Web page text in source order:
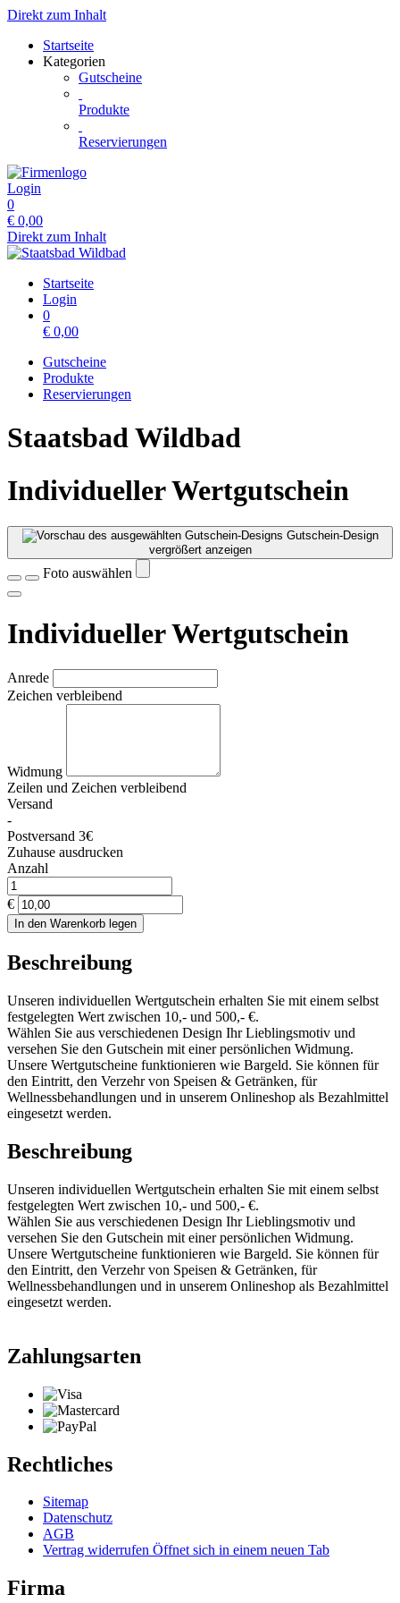
Direkt zum Inhalt
Startseite
Kategorien
Gutscheine
Produkte
Reservierungen
Login
0
€ 0,00
Direkt zum Inhalt
Startseite
Login
0
€ 0,00
Gutscheine
Produkte
Reservierungen
Staatsbad Wildbad
Individueller Wertgutschein
Gutschein-Design
vergrößert anzeigen
Foto auswählen
Individueller Wertgutschein
Anrede
Zeichen verbleibend
Widmung
Zeilen und Zeichen verbleibend
Versand
-
Postversand 3€
Zuhause ausdrucken
Anzahl
€
In den Warenkorb legen
Beschreibung
Unseren individuellen Wertgutschein erhalten Sie mit einem selbst
festgelegten Wert zwischen 10,- und 500,- €.
Wählen Sie aus verschiedenen Design Ihr Lieblingsmotiv und
versehen Sie den Gutschein mit einer persönlichen Widmung.
Unsere Wertgutscheine funktionieren wie Bargeld. Sie können für
den Eintritt, den Verzehr von Speisen & Getränken, für
Wellnessbehandlungen und in unserem Onlineshop als Bezahlmittel
eingesetzt werden.
Beschreibung
Unseren individuellen Wertgutschein erhalten Sie mit einem selbst
festgelegten Wert zwischen 10,- und 500,- €.
Wählen Sie aus verschiedenen Design Ihr Lieblingsmotiv und
versehen Sie den Gutschein mit einer persönlichen Widmung.
Unsere Wertgutscheine funktionieren wie Bargeld. Sie können für
den Eintritt, den Verzehr von Speisen & Getränken, für
Wellnessbehandlungen und in unserem Onlineshop als Bezahlmittel
eingesetzt werden.
Zahlungsarten
Rechtliches
Sitemap
Datenschutz
AGB
Vertrag widerrufen Öffnet sich in einem neuen Tab
Firma